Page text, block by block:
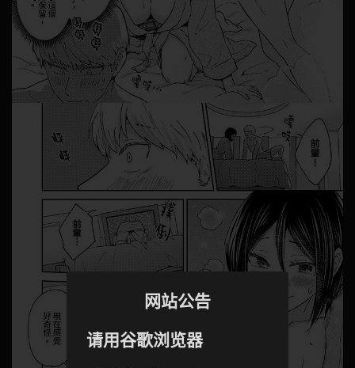
网站公告
请用谷歌浏览器